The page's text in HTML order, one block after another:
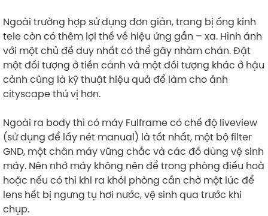
Ngoài trường hợp sử dụng đơn giản, trang bị ống kính
tele còn có thêm lợi thế về hiệu ứng gần – xa. Hình ảnh
với một chủ đề duy nhất có thể gây nhàm chán. Đặt
một đối tượng ở tiền cảnh và một đối tượng khác ở hậu
cảnh cũng là kỹ thuật hiệu quả để làm cho ảnh
cityscape thú vị hơn.
Ngoài ra body thì có máy Fulframe có chế độ liveview
(sử dụng để lấy nét manual) là tốt nhất, một bộ filter
GND, một chân máy vững chắc và các đồ dùng vệ sinh
máy. Nên nhớ máy không nên để trong phòng điều hoà
hoặc nếu có thì khi ra khỏi phòng cần chờ một lúc để
lens hết bị ngưng tụ hơi nước, vệ sinh qua trước khi
chụp.